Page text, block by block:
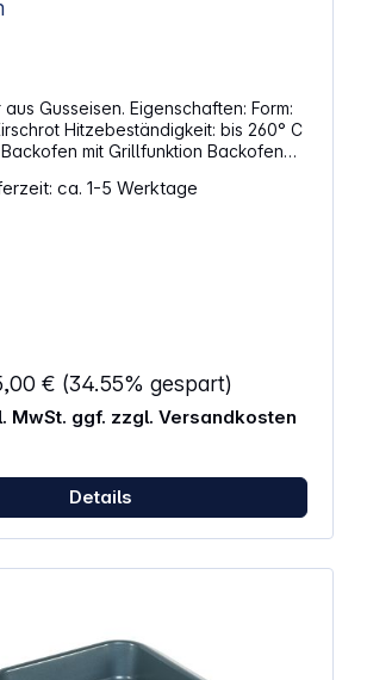
Gusseisen. Eigenschaften: Form:
l
ca. 1-5 Werktage
€ (34.55% gespart)
MwSt. ggf. zzgl. Versandkosten
Details